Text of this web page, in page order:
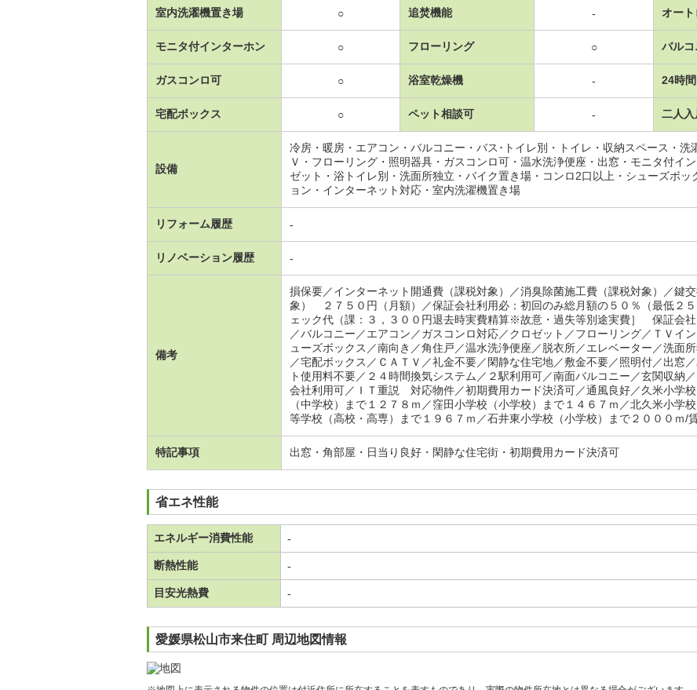
室内洗濯機置き場 ○ 追焚機能 - オート
モニタ付インターホン ○ フローリング ○ バルコ
ガスコンロ可 ○ 浴室乾燥機 - 24時
宅配ボックス ○ ペット相談可 - 二人入
設備
冷房・暖房・エアコン・バルコニー・バス･トイレ別・トイレ・収納スペース・洗
Ｖ・フローリング・照明器具・ガスコンロ可・温水洗浄便座・出窓・モニタ付イ
ゼット・浴トイレ別・洗面所独立・バイク置き場・コンロ2口以上・シューズボ
ョン・インターネット対応・室内洗濯機置き場
リフォーム履歴 -
リノベーション履歴 -
備考
損保要／インターネット開通費（課税対象）／消臭除菌施工費（課税対象）／鍵
象） ２７５０円（月額）／保証会社利用必：初回のみ総月額の５０％（最低２
ェック代（課：３，３００円退去時実費精算※故意・過失等別途実費］ 保証会
／バルコニー／エアコン／ガスコンロ対応／クロゼット／フローリング／ＴＶイ
ューズボックス／南向き／角住戸／温水洗浄便座／脱衣所／エレベーター／洗面
／宅配ボックス／ＣＡＴＶ／礼金不要／閑静な住宅地／敷金不要／照明付／出窓
ト使用料不要／２４時間換気システム／２駅利用可／南面バルコニー／玄関収納
会社利用可／ＩＴ重説 対応物件／初期費用カード決済可／通風良好／久米小学
（中学校）まで１２７８ｍ／窪田小学校（小学校）まで１４６７ｍ／北久米小学
等学校（高校・高専）まで１９６７ｍ／石井東小学校（小学校）まで２０００ｍ/
特記事項 出窓・角部屋・日当り良好・閑静な住宅街・初期費用カード決済可
省エネ性能
エネルギー消費性能 -
断熱性能 -
目安光熱費 -
愛媛県松山市来住町 周辺地図情報